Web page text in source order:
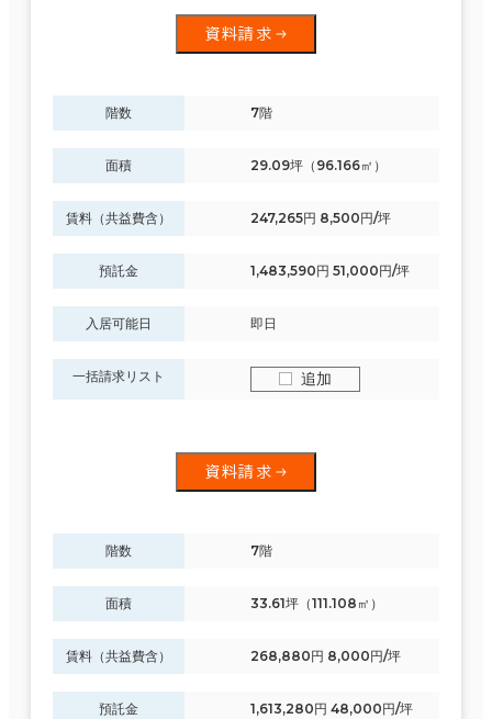
資料請求
階数 7階
面積 29.09坪（96.166㎡）
賃料（共益費含） 247,265円 8,500円/坪
預託金 1,483,590円 51,000円/坪
入居可能日 即日
一括請求リスト 追加
資料請求
階数 7階
面積 33.61坪（111.108㎡）
賃料（共益費含） 268,880円 8,000円/坪
預託金 1,613,280円 48,000円/坪